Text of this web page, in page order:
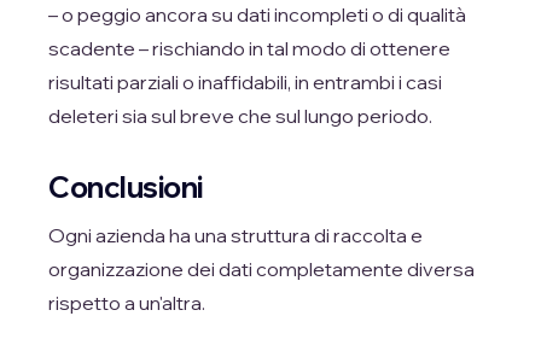
– o peggio ancora su dati incompleti o di qualità
scadente – rischiando in tal modo di ottenere
risultati parziali o inaffidabili, in entrambi i casi
deleteri sia sul breve che sul lungo periodo.
Conclusioni
Ogni azienda ha una struttura di raccolta e
organizzazione dei dati completamente diversa
rispetto a un'altra.